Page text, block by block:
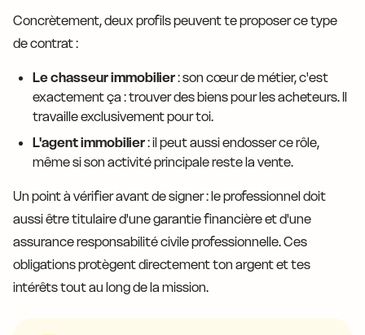
Concrètement, deux profils peuvent te proposer ce type
de contrat :
Le chasseur immobilier: son cœur de métier, c'est
exactement ça : trouver des biens pour les acheteurs. Il
travaille exclusivement pour toi.
L'agent immobilier: il peut aussi endosser ce rôle,
même si son activité principale reste la vente.
Un point à vérifier avant de signer : le professionnel doit
aussi être titulaire d'une garantie financière et d'une
assurance responsabilité civile professionnelle. Ces
obligations protègent directement ton argent et tes
intérêts tout au long de la mission.